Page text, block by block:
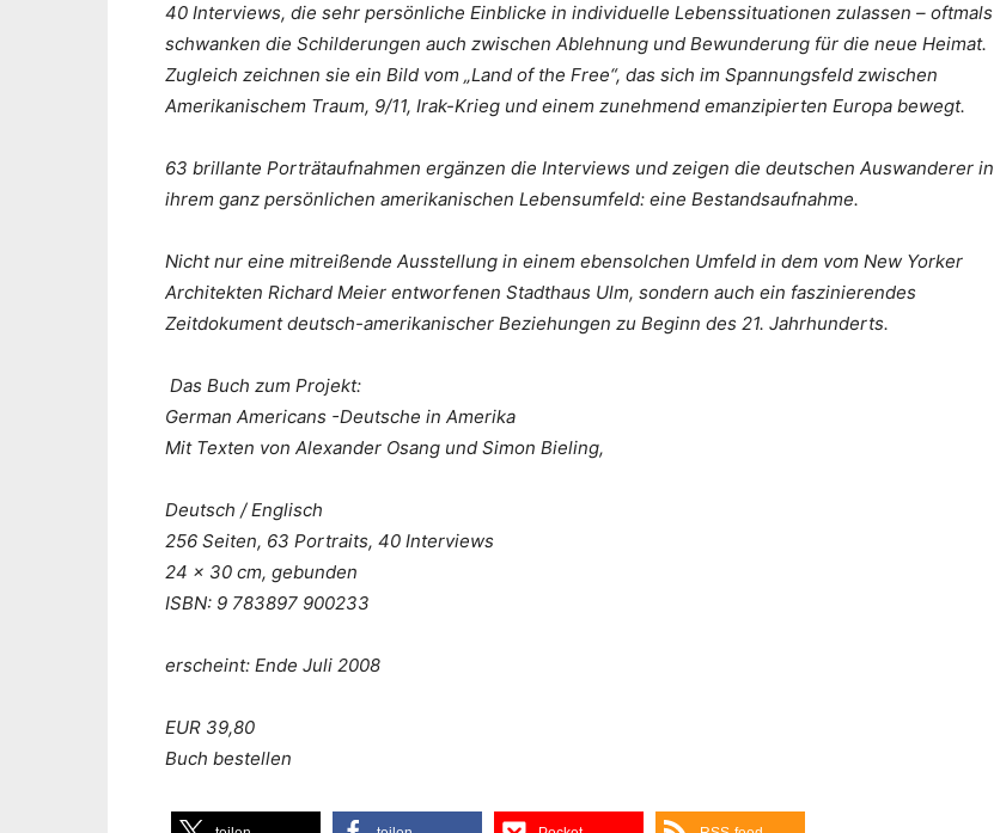
40 Interviews, die sehr persönliche Einblicke in individuelle Lebenssituationen zulassen – oftmals
schwanken die Schilderungen auch zwischen Ablehnung und Bewunderung für die neue Heimat.
Zugleich zeichnen sie ein Bild vom „Land of the Free“, das sich im Spannungsfeld zwischen
Amerikanischem Traum, 9/11, Irak-Krieg und einem zunehmend emanzipierten Europa bewegt.
63 brillante Porträtaufnahmen ergänzen die Interviews und zeigen die deutschen Auswanderer in
ihrem ganz persönlichen amerikanischen Lebensumfeld: eine Bestandsaufnahme.
Nicht nur eine mitreißende Ausstellung in einem ebensolchen Umfeld in dem vom New Yorker
Architekten Richard Meier entworfenen Stadthaus Ulm, sondern auch ein faszinierendes
Zeitdokument deutsch-amerikanischer Beziehungen zu Beginn des 21. Jahrhunderts.
Das Buch zum Projekt:
German Americans -Deutsche in Amerika
Mit Texten von Alexander Osang und Simon Bieling,
Deutsch / Englisch
256 Seiten, 63 Portraits, 40 Interviews
24 x 30 cm, gebunden
ISBN: 9 783897 900233
erscheint: Ende Juli 2008
EUR 39,80
Buch bestellen